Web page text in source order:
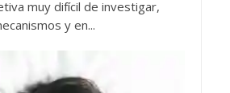
muy difícil de investigar,
y en...